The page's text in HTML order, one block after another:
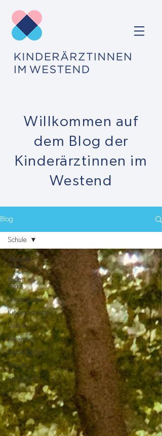
Willkommen auf
dem Blog der
Kinderärztinnen im
Westend
Blog
Aktuelle
Artikel
In der
Praxis
Allgemeines
Kindersicherheit
Unfälle
Prävention
Kindergarten
Schule
Kinderarzt
Schule